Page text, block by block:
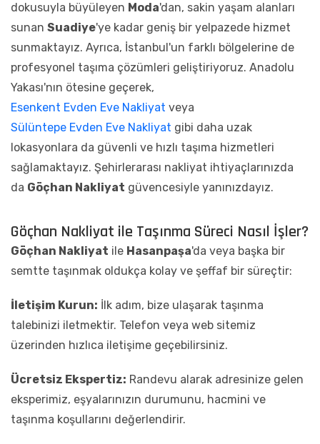
dokusuyla büyüleyen Moda'dan, sakin yaşam alanları
sunan Suadiye'ye kadar geniş bir yelpazede hizmet
sunmaktayız. Ayrıca, İstanbul'un farklı bölgelerine de
profesyonel taşıma çözümleri geliştiriyoruz. Anadolu
Yakası'nın ötesine geçerek,
Esenkent Evden Eve Nakliyat veya
Sülüntepe Evden Eve Nakliyat gibi daha uzak
lokasyonlara da güvenli ve hızlı taşıma hizmetleri
sağlamaktayız. Şehirlerarası nakliyat ihtiyaçlarınızda
da Göçhan Nakliyat güvencesiyle yanınızdayız.
Göçhan Nakliyat ile Taşınma Süreci Nasıl İşler?
Göçhan Nakliyat ile Hasanpaşa'da veya başka bir
semtte taşınmak oldukça kolay ve şeffaf bir süreçtir:
İletişim Kurun: İlk adım, bize ulaşarak taşınma
talebinizi iletmektir. Telefon veya web sitemiz
üzerinden hızlıca iletişime geçebilirsiniz.
Ücretsiz Ekspertiz: Randevu alarak adresinize gelen
eksperimiz, eşyalarınızın durumunu, hacmini ve
taşınma koşullarını değerlendirir.